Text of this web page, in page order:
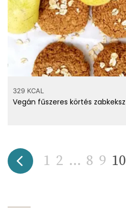
329 KCAL
Vegán fűszeres körtés zabkeksz
1 2 ... 8 9 10